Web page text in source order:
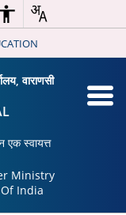
वाराणसी
एक स्वायत्त
Ministry
India